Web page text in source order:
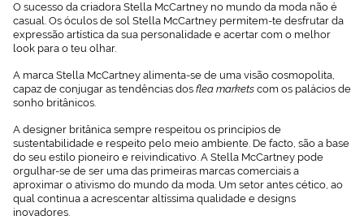
O sucesso da criadora Stella McCartney no mundo da moda não é
casual. Os óculos de sol Stella McCartney permitem-te desfrutar da
expressão artística da sua personalidade e acertar com o melhor
look para o teu olhar.
A marca Stella McCartney alimenta-se de uma visão cosmopolita,
capaz de conjugar as tendências dos flea markets com os palácios de
sonho britânicos.
A designer britânica sempre respeitou os princípios de
sustentabilidade e respeito pelo meio ambiente. De facto, são a base
do seu estilo pioneiro e reivindicativo. A Stella McCartney pode
orgulhar-se de ser uma das primeiras marcas comerciais a
aproximar o ativismo do mundo da moda. Um setor antes cético, ao
qual continua a acrescentar altíssima qualidade e designs
inovadores.